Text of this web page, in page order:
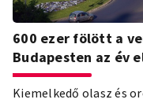
600 ezer fölött a
Budapesten az év
Kiemelkedő olasz és